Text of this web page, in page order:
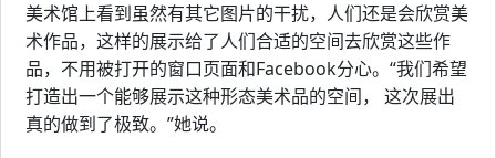
美术馆上看到虽然有其它图片的干扰，人们还是会欣赏美
术作品，这样的展示给了人们合适的空间去欣赏这些作
品，不用被打开的窗口页面和Facebook分心。“我们希望
打造出一个能够展示这种形态美术品的空间， 这次展出
真的做到了极致。”她说。